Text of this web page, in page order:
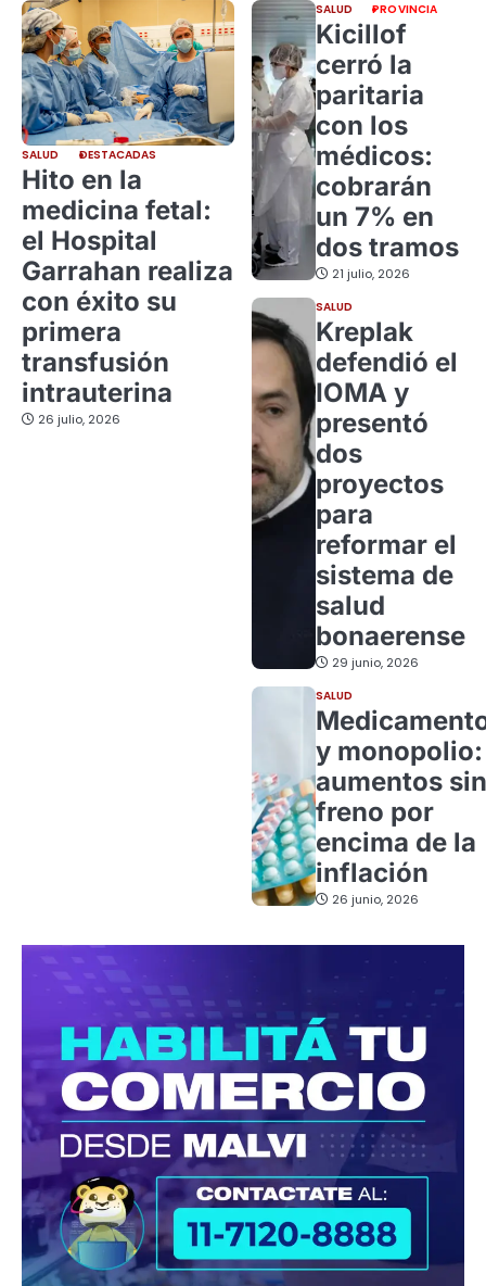
SALUD DESTACADAS
Hito en la
medicina fetal:
el Hospital
Garrahan realiza
con éxito su
primera
transfusión
intrauterina
26 julio, 2026
SALUD PROVINCIA
Kicillof
cerró la
paritaria
con los
médicos:
cobrarán
un 7% en
dos tramos
21 julio, 2026
SALUD
Kreplak
defendió el
IOMA y
presentó
dos
proyectos
para
reformar el
sistema de
salud
bonaerense
29 junio, 2026
SALUD
y monopolio:
aumentos sin
freno por
encima de la
inflación
26 junio, 2026